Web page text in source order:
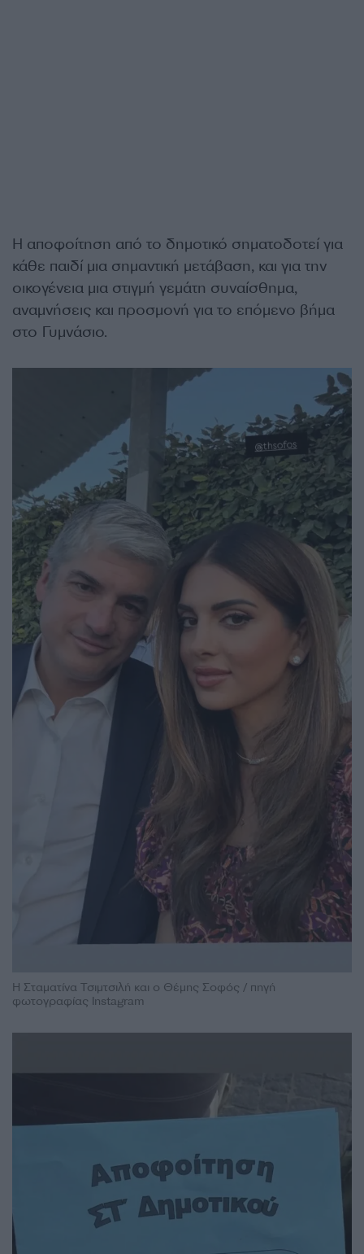
Η αποφοίτηση από το δημοτικό σηματοδοτεί για
κάθε παιδί μια σημαντική μετάβαση, και για την
οικογένεια μια στιγμή γεμάτη συναίσθημα,
αναμνήσεις και προσμονή για το επόμενο βήμα
στο Γυμνάσιο.
Η Σταματίνα Τσιμτσιλή και ο Θέμης Σοφός / πηγή
φωτογραφίας Instagram